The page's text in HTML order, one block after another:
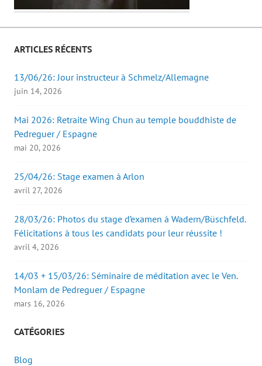
ARTICLES RÉCENTS
13/06/26: Jour instructeur à Schmelz/Allemagne
juin 14, 2026
Mai 2026: Retraite Wing Chun au temple bouddhiste de
Pedreguer / Espagne
mai 20, 2026
25/04/26: Stage examen à Arlon
avril 27, 2026
28/03/26: Photos du stage d’examen à Wadern/Büschfeld.
Félicitations à tous les candidats pour leur réussite !
avril 4, 2026
14/03 + 15/03/26: Séminaire de méditation avec le Ven.
Monlam de Pedreguer / Espagne
mars 16, 2026
CATÉGORIES
Blog